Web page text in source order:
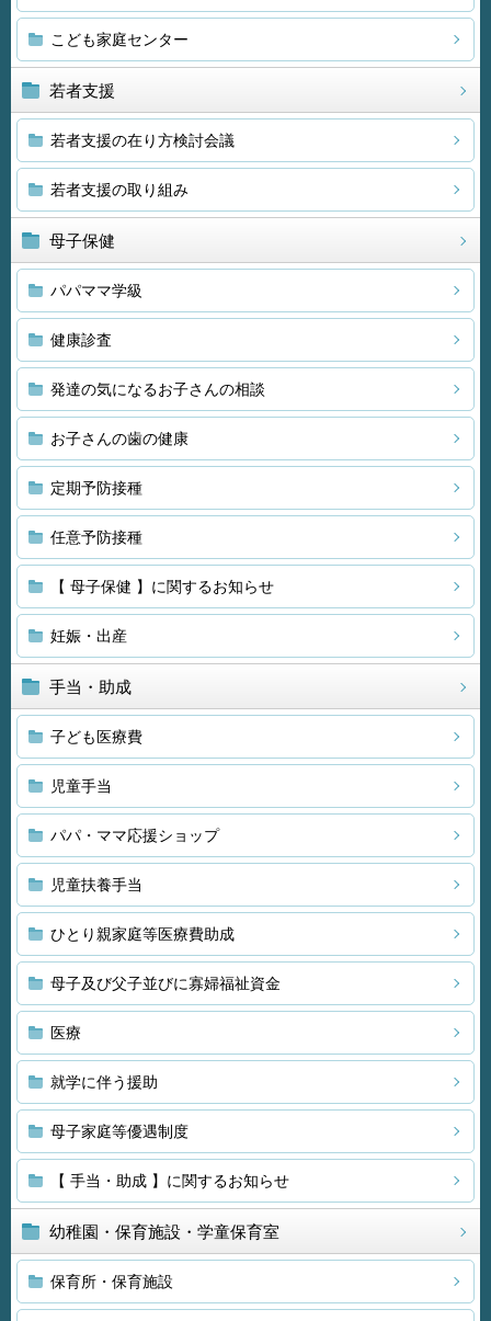
こども家庭センター
若者支援
若者支援の在り方検討会議
若者支援の取り組み
母子保健
パパママ学級
健康診査
発達の気になるお子さんの相談
お子さんの歯の健康
定期予防接種
任意予防接種
【 母子保健 】に関するお知らせ
妊娠・出産
手当・助成
子ども医療費
児童手当
パパ・ママ応援ショップ
児童扶養手当
ひとり親家庭等医療費助成
母子及び父子並びに寡婦福祉資金
医療
就学に伴う援助
母子家庭等優遇制度
【 手当・助成 】に関するお知らせ
幼稚園・保育施設・学童保育室
保育所・保育施設